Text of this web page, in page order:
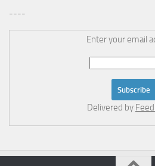
----
Enter your email
Delivered by